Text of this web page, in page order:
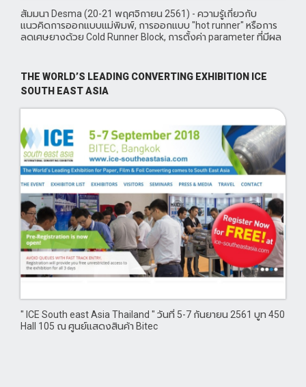
สัมมนา Desma (20-21 พฤศจิกายน 2561) - ความรู้เกี่ยวกับ
แนวคิดการออกแบบแม่พิมพ์, การออกแบบ "hot runner" หรือการ
ลดเศษยางด้วย Cold Runner Block, การตั้งค่า parameter ที่มีผล
Out) และ F
THE WORLD’S LEADING CONVERTING EXHIBITION ICE
SOUTH EAST ASIA
" ICE South east Asia Thailand " วันที่ 5-7 กันยายน 2561 บูท 450
Hall 105 ณ ศูนย์แสดงสินค้า Bitec